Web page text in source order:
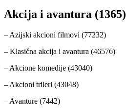
Akcija i avantura (1365)
– Azijski akcioni filmovi (77232)
– Klasična akcija i avantura (46576)
– Akcione komedije (43040)
– Akcioni trileri (43048)
– Avanture (7442)